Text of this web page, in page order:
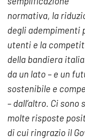
normativa, la
degli adempimenti
utenti e la
della bandiera
da un lato – e un
sostenibile e
– dall’altro. Ci sono
molte risposte
di cui ringrazio il